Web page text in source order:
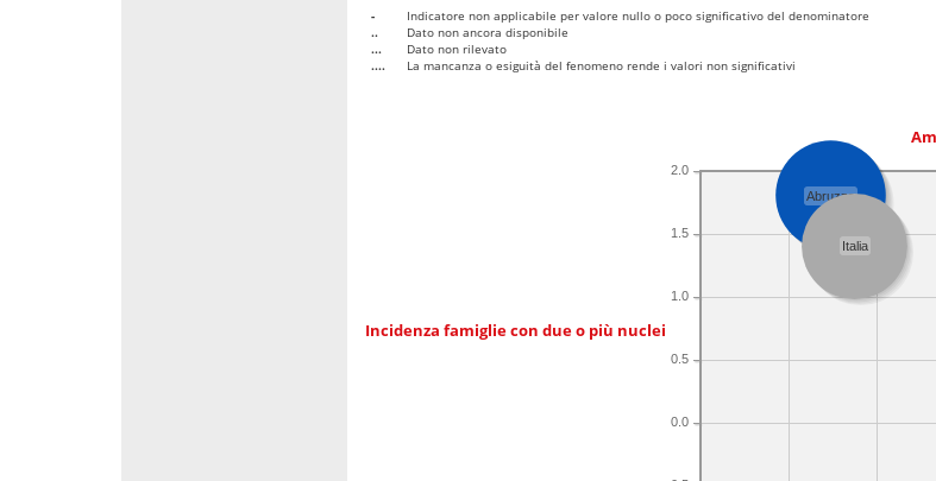
-
Indicatore non applicabile per valore nullo o poco significativo del denominatore
..
Dato non ancora disponibile
...
Dato non rilevato
....
La mancanza o esiguità del fenomeno rende i valori non significativi
Incidenza famiglie con due o più nuclei
0.0
0.5
1.0
1.5
2.0
Abruzzo
Italia